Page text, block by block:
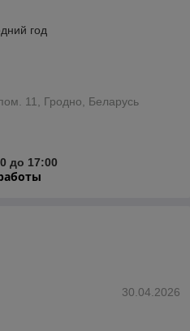
год
11, Гродно, Беларусь
до 17:00
30.04.2026